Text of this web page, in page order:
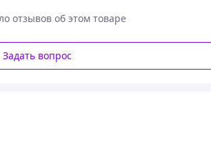
отзывов об этом товаре
Задать вопрос